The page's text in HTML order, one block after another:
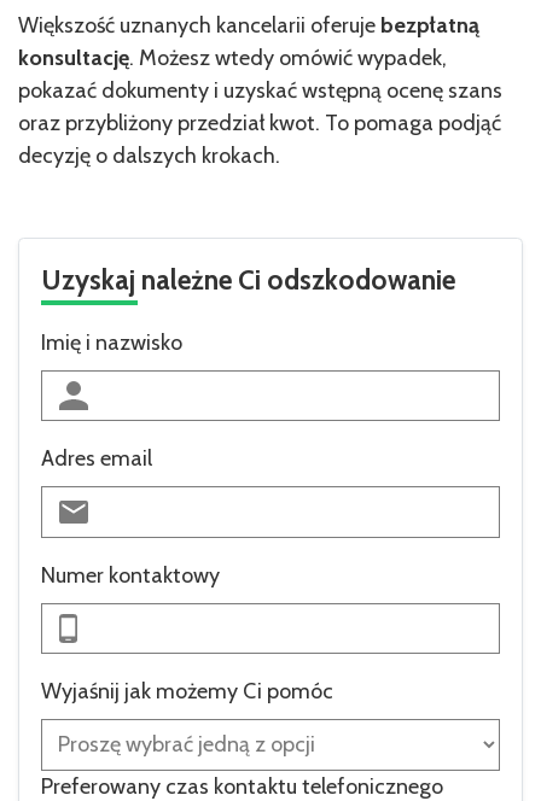
Większość uznanych kancelarii oferuje bezpłatną
konsultację. Możesz wtedy omówić wypadek,
pokazać dokumenty i uzyskać wstępną ocenę szans
oraz przybliżony przedział kwot. To pomaga podjąć
decyzję o dalszych krokach.
Uzyskaj należne Ci odszkodowanie
Imię i nazwisko
Adres email
Numer kontaktowy
Wyjaśnij jak możemy Ci pomóc
Preferowany czas kontaktu telefonicznego